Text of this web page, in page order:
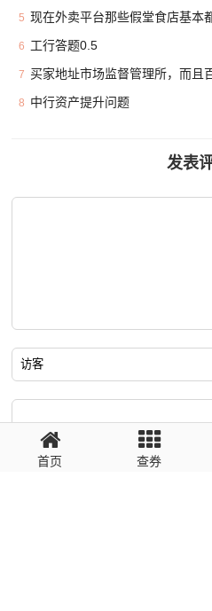
5 现在外卖平台那些假堂食店基本
6 工行答题0.5
7 买家地址市场监督管理所，而且
8 中行资产提升问题
发表
回复需填写必要信息
首页 查券